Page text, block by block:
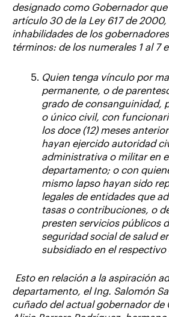
designado como Gobernador
artículo 30 de la Ley 617 de
inhabilidades de los
términos: de los numerales 1 al 7
Quien tenga vínculo por
permanente, o de
grado de consanguinidad,
o único civil, con
los doce (12) meses
hayan ejercido autoridad
administrativa o militar en
departamento; o con
mismo lapso hayan sido
legales de entidades que
tasas o contribuciones, o
presten servicios públicos
seguridad social de salud
subsidiado en el
Esto en relación a la aspiración
departamento, el Ing. Salomón
cuñado del actual gobernador de